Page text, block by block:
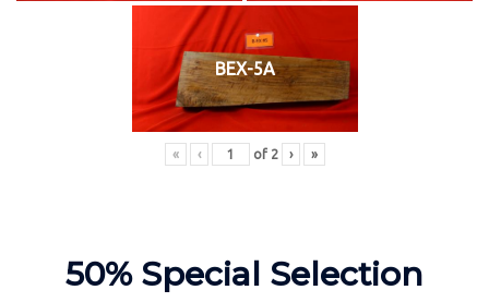
BEX-5A
« ‹ of 2 › »
50% Special Selection